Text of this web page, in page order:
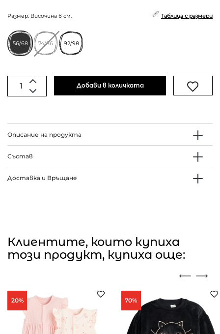
Размер: Височина в см. Таблица с размери
56/68 74/86 92/98
Добави в количката
Описание на продукта
Състав
Доставка и Връщане
Клиентите, които купиха
този продукт, купиха още:
20% 70%